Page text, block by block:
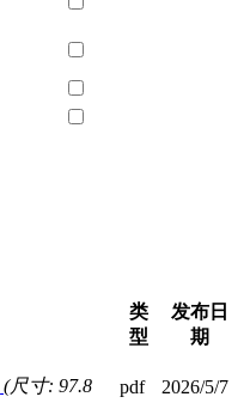
类
型
发布日
期
(尺寸: 97.8
pdf 2026/5/7